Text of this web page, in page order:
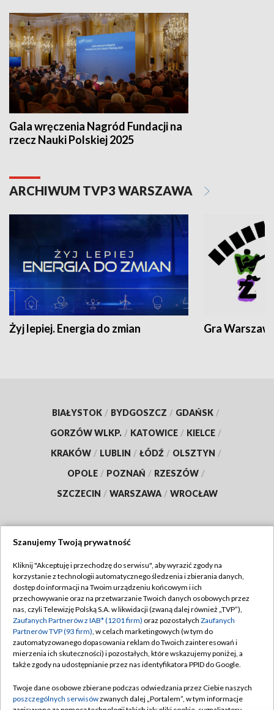
Gala wręczenia Nagród Fundacji na
rzecz Nauki Polskiej 2025
ARCHIWUM TVP3 WARSZAWA
Żyj lepiej. Energia do zmian Gra
BIAŁYSTOK / BYDGOSZCZ / GDAŃSK /
GORZÓW WLKP. / KATOWICE / KIELCE /
KRAKÓW / LUBLIN / ŁÓDŹ / OLSZTYN /
OPOLE / POZNAŃ / RZESZÓW /
SZCZECIN / WARSZAWA / WROCŁAW
TVP
Abonament TVP
Emisja w TVP
Centrum informacji TVP
Naziemna Telewizja Cyfrowa
Rada Programowa
Regulamin TVP
Polityka prywatności
Moje zgody
Pomoc
Kontakt
Szanujemy Twoją prywatność
Kliknij "Akceptuję i przechodzę do serwisu", aby wyrazić zgody na
korzystanie z technologii automatycznego śledzenia i zbierania danych,
dostęp do informacji na Twoim urządzeniu końcowym i ich
przechowywanie oraz na przetwarzanie Twoich danych osobowych przez
nas, czyli Telewizję Polską S.A. w likwidacji (zwaną dalej również „TVP”),
Zaufanych Partnerów z IAB* (1201 firm) oraz pozostałych Zaufanych
Partnerów TVP (93 firm), w celach marketingowych (w tym do
zautomatyzowanego dopasowania reklam do Twoich zainteresowań i
mierzenia ich skuteczności) i pozostałych, które wskazujemy poniżej, a
także zgody na udostępnianie przez nas identyfikatora PPID do Google.
Twoje dane osobowe zbierane podczas odwiedzania przez Ciebie naszych
poszczególnych serwisówzwanych dalej „Portalem”, w tym informacje